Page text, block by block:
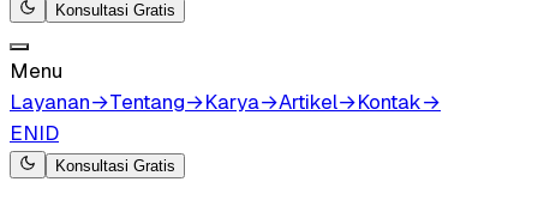
Konsultasi Gratis
Menu
Layanan→Tentang→Karya→Artikel→Kontak→
ENID
Konsultasi Gratis